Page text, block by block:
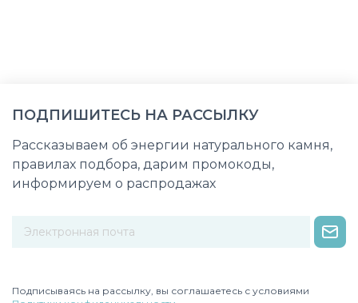
ПОДПИШИТЕСЬ НА РАССЫЛКУ
Рассказываем об энергии натурального камня,
правилах подбора, дарим промокоды,
информируем о распродажах
Подписываясь на рассылку, вы соглашаетесь с условиями